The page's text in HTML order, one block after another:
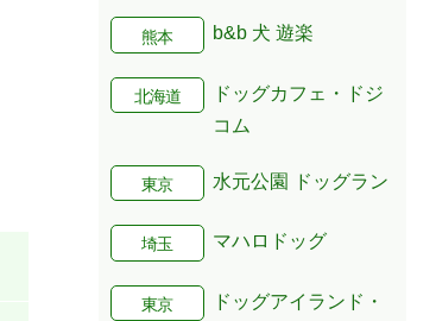
熊本 b&b 犬 遊楽
北海道
ドッグカフェ・ドジ
コム
東京 水元公園 ドッグラン
埼玉 マハロドッグ
東京
ドッグアイランド・